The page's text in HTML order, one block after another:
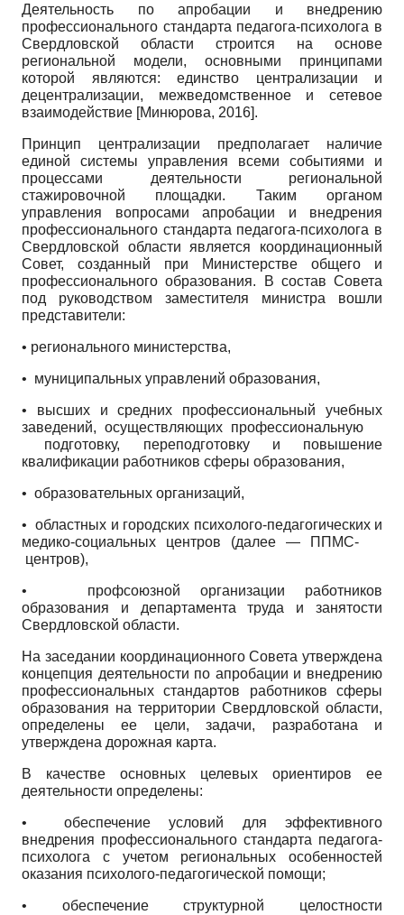
Деятельность по апробации и внедрению
профессионального стандарта педагога-психолога в
Свердловской области строится на основе
региональной модели, основными принципами
которой являются: единство централизации и
децентрализации, межведомственное и сетевое
взаимодействие [Минюрова, 2016].
Принцип централизации предполагает наличие
единой системы управления всеми событиями и
процессами деятельности региональной
стажировочной площадки. Таким органом
управления вопросами апробации и внедрения
профессионального стандарта педагога-психолога в
Свердловской области является координационный
Совет, созданный при Министерстве общего и
профессионального образования. В состав Совета
под руководством заместителя министра вошли
представители:
• регионального министерства,
• муниципальных управлений образования,
• высших и средних профессиональный учебных
заведений, осуществляющих профессиональную
подготовку, переподготовку и повышение
квалификации работников сферы образования,
• образовательных организаций,
• областных и городских психолого-педагогических и
медико-социальных центров (далее — ППМС-
центров),
• профсоюзной организации работников
образования и департамента труда и занятости
Свердловской области.
На заседании координационного Совета утверждена
концепция деятельности по апробации и внедрению
профессиональных стандартов работников сферы
образования на территории Свердловской области,
определены ее цели, задачи, разработана и
утверждена дорожная карта.
В качестве основных целевых ориентиров ее
деятельности определены:
• обеспечение условий для эффективного
внедрения профессионального стандарта педагога-
психолога с учетом региональных особенностей
оказания психолого-педагогической помощи;
• обеспечение структурной целостности